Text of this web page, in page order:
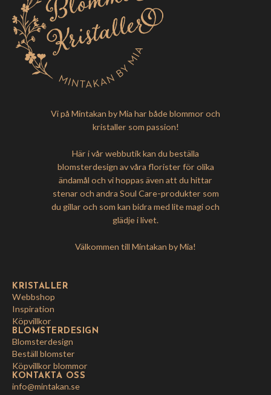
Vi på Mintakan by Mia har både blommor och
kristaller som passion!
Här i vår webbutik kan du beställa
blomsterdesign av våra florister för olika
ändamål och vi hoppas även att du hittar
stenar och andra Soul Care-produkter som
du gillar och som kan bidra med lite magi och
glädje i livet.
Välkommen till Mintakan by Mia!
KRISTALLER
Webbshop
Inspiration
Köpvillkor
BLOMSTERDESIGN
Blomsterdesign
Beställ blomster
Köpvillkor blommor
KONTAKTA OSS
info@mintakan.se